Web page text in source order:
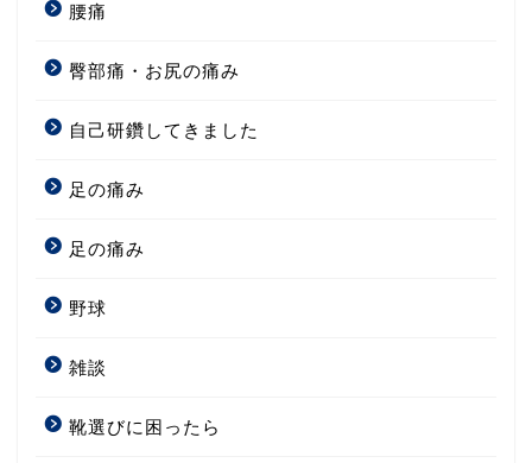
腰痛
臀部痛・お尻の痛み
自己研鑽してきました
足の痛み
足の痛み
野球
雑談
靴選びに困ったら